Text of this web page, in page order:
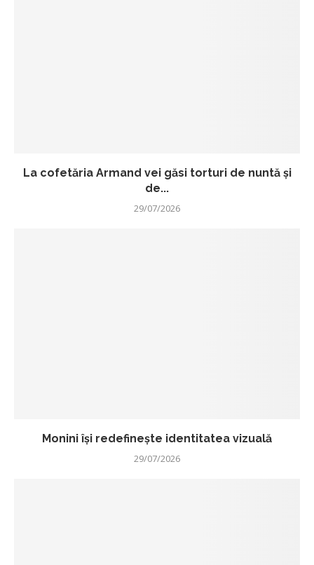
La cofetăria Armand vei găsi torturi de nuntă și
de...
29/07/2026
Monini își redefinește identitatea vizuală
29/07/2026